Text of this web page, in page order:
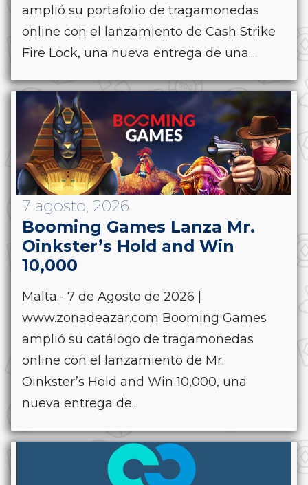
amplió su portafolio de tragamonedas
online con el lanzamiento de Cash Strike
Fire Lock, una nueva entrega de una...
7 agosto, 2026
Booming Games Lanza Mr.
Oinkster’s Hold and Win
10,000
Malta.- 7 de Agosto de 2026 |
www.zonadeazar.com Booming Games
amplió su catálogo de tragamonedas
online con el lanzamiento de Mr.
Oinkster’s Hold and Win 10,000, una
nueva entrega de...